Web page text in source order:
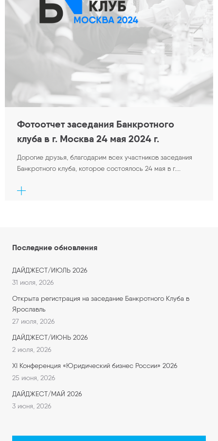
Фотоотчет заседания Банкротного
клуба в г. Москва 24 мая 2024 г.
Дорогие друзья, благодарим всех участников заседания
Банкротного клуба, которое состоялось 24 мая в г....
Последние обновления
ДАЙДЖЕСТ/ИЮЛЬ 2026
31 июля, 2026
Открыта регистрация на заседание Банкротного Клуба в
Ярославль
27 июля, 2026
ДАЙДЖЕСТ/ИЮНЬ 2026
2 июля, 2026
XI Конференция «Юридический бизнес России» 2026
25 июня, 2026
ДАЙДЖЕСТ/МАЙ 2026
3 июня, 2026